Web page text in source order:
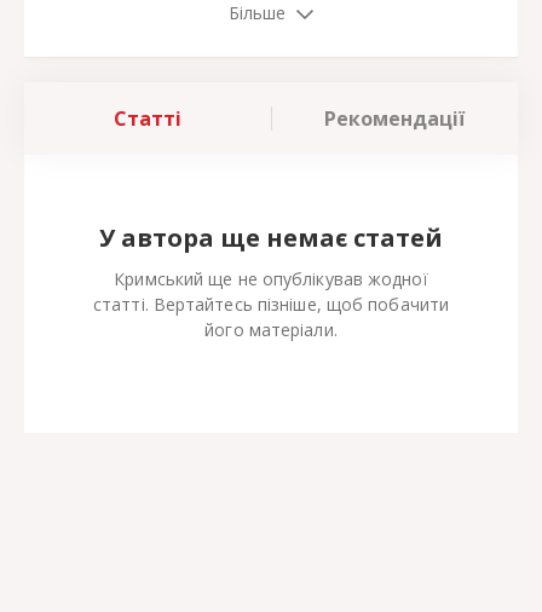
Більше
Статті Рекомендації
У автора ще немає статей
Кримський ще не опублікував жодної
статті. Вертайтесь пізніше, щоб побачити
його матеріали.